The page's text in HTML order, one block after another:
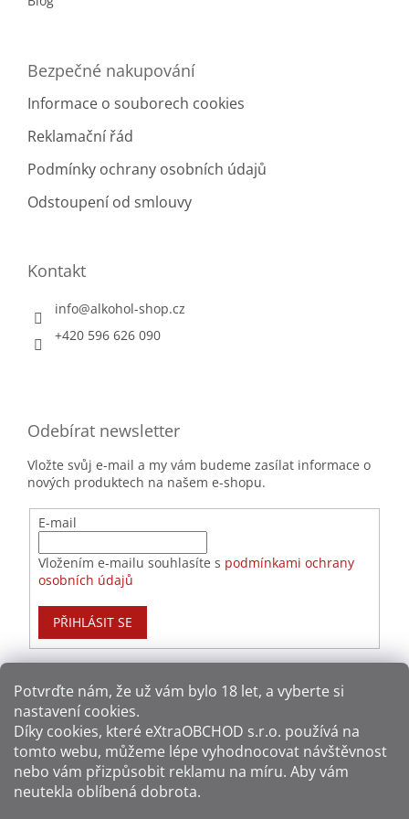
Potvrďte nám​​, že už vám bylo 18 let, a vyberte si
nastavení cookies.
Díky cookies, které eXtraOBCHOD s.r.o. používá na
tomto webu, můžeme lépe vyhodnocovat návštěvnost
nebo vám přizpůsobit reklamu na míru. Aby vám
neutekla oblíbená dobrota.
Bezpečné nakupování
Informace o souborech cookies
Reklamační řád
Podmínky ochrany osobních údajů
Odstoupení od smlouvy
Kontakt
info@alkohol-shop.cz
+420 596 626 090
Odebírat newsletter
Vložte svůj e-mail a my vám budeme zasílat informace o
nových produktech na našem e-shopu.
E-mail
Vložením e-mailu souhlasíte s podmínkami ochrany
osobních údajů
PŘIHLÁSIT SE
Způsoby dopravy: